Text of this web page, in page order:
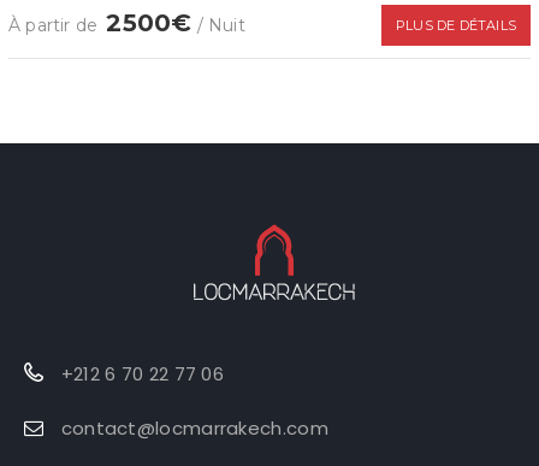
À partir de 2500€ / Nuit PLUS DE DÉTAILS
+212 6 70 22 77 06
contact@locmarrakech.com